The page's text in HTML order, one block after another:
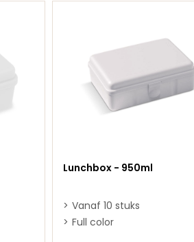
Lunchbox - 950ml
Vanaf 10 stuks
Full color